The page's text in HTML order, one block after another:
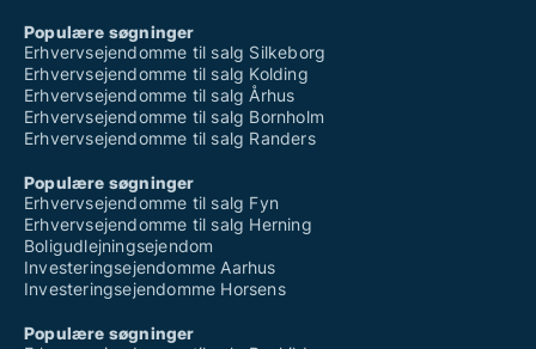
Populære søgninger
Erhvervsejendomme til salg Silkeborg
Erhvervsejendomme til salg Kolding
Erhvervsejendomme til salg Århus
Erhvervsejendomme til salg Bornholm
Erhvervsejendomme til salg Randers
Populære søgninger
Erhvervsejendomme til salg Fyn
Erhvervsejendomme til salg Herning
Boligudlejningsejendom
Investeringsejendomme Aarhus
Investeringsejendomme Horsens
Populære søgninger